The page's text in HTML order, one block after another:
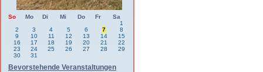
So Mo Di Mi Do Fr
Sa
1
2
3 4 5 6 7
8
9
10 11 12 13 14
15
16
17 18 19 20 21
22
23
24 25 26 27 28
29
30
31
Bevorstehende Veranstaltungen